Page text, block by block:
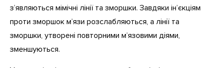
з’являються мімічні лінії та зморшки. Завдяки ін’єкціям
проти зморшок м’язи розслабляються, а лінії та
зморшки, утворені повторними м’язовими діями,
зменшуються.